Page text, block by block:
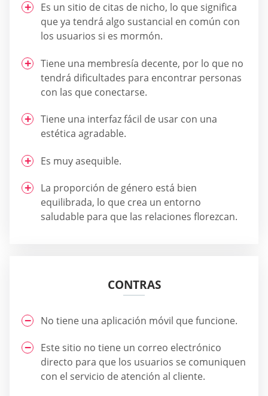
Es un sitio de citas de nicho, lo que significa
que ya tendrá algo sustancial en común con
los usuarios si es mormón.
Tiene una membresía decente, por lo que no
tendrá dificultades para encontrar personas
con las que conectarse.
Tiene una interfaz fácil de usar con una
estética agradable.
Es muy asequible.
La proporción de género está bien
equilibrada, lo que crea un entorno
saludable para que las relaciones florezcan.
CONTRAS
No tiene una aplicación móvil que funcione.
Este sitio no tiene un correo electrónico
directo para que los usuarios se comuniquen
con el servicio de atención al cliente.